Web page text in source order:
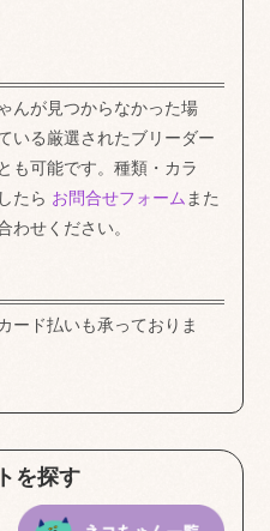
んが見つからなかった場
いる厳選されたブリーダー
も可能です。種類・カラ
たら お問合せフォーム また
わせください。
ード払いも承っておりま
を探す